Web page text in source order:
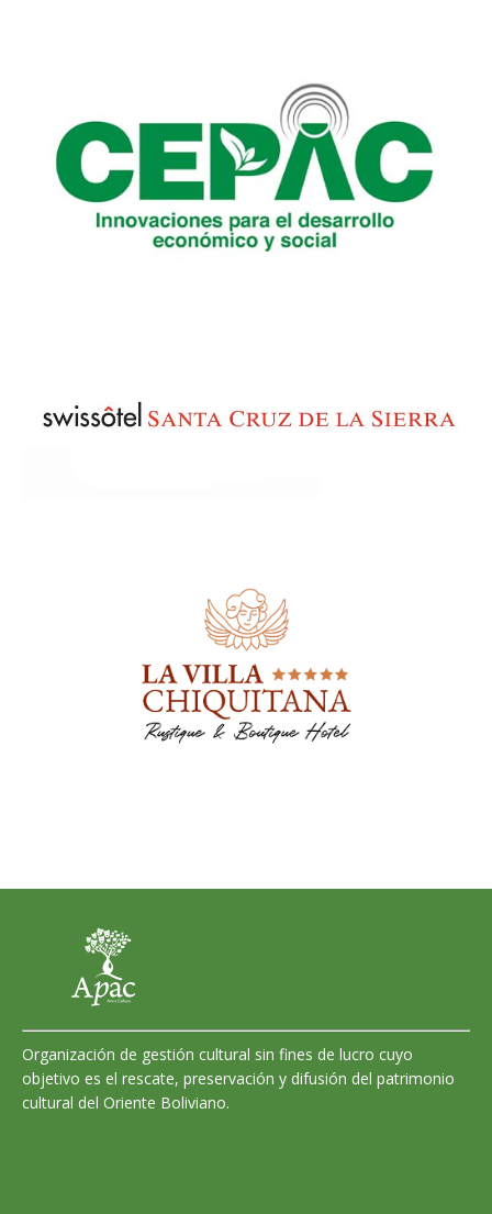
Organización de gestión cultural sin fines de lucro cuyo
objetivo es el rescate, preservación y difusión del patrimonio
cultural del Oriente Boliviano.